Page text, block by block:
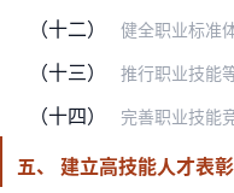
（十二） 健全职业标准体系和评价制度。健全符合我国国情的
（十三） 推行职业技能等级认定。支持符合条件的企业自主确
（十四） 完善职业技能竞赛体系。广泛深入开展职业技能竞赛
五、 建立高技能人才表